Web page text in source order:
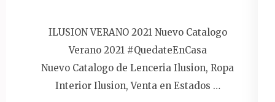
ILUSION VERANO 2021 Nuevo Catalogo
Verano 2021 #QuedateEnCasa
Nuevo Catalogo de Lenceria Ilusion, Ropa
Interior Ilusion, Venta en Estados …